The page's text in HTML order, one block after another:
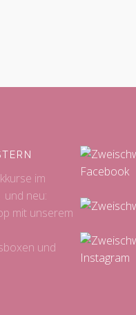
im
und neu:
mit unserem
und